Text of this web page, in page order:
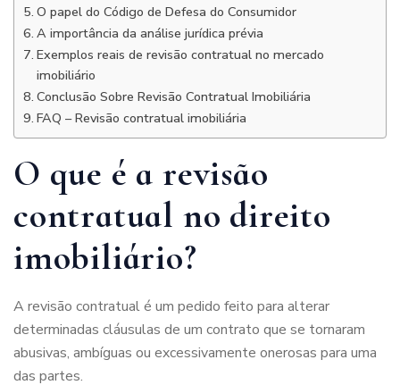
O papel do Código de Defesa do Consumidor
A importância da análise jurídica prévia
Exemplos reais de revisão contratual no mercado
imobiliário
Conclusão Sobre Revisão Contratual Imobiliária
FAQ – Revisão contratual imobiliária
O que é a revisão
contratual no direito
imobiliário?
A revisão contratual é um pedido feito para alterar
determinadas cláusulas de um contrato que se tornaram
abusivas, ambíguas ou excessivamente onerosas para uma
das partes.